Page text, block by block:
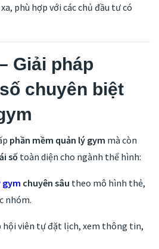
phù hợp với các chủ đầu tư có
Giải pháp
chuyên biệt
phần mềm quản lý gym mà còn
số toàn diện cho ngành thể hình:
gym chuyên sâu theo mô hình thẻ,
nhóm.
hội viên tự đặt lịch, xem thông tin,